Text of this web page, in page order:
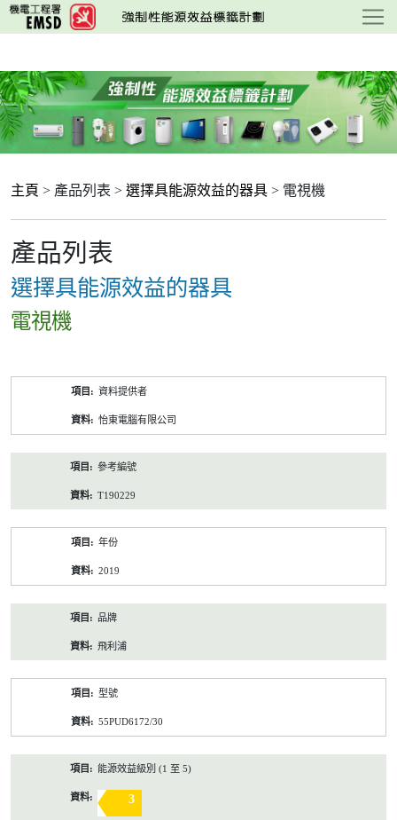
跳
至
要
內
容
主頁 > 產品列表 > 選擇具能源效益的器具 > 電視機
產品列表
選擇具能源效益的器具
電視機
資料提供者
怡東電腦有限公司
參考編號
T190229
年份
2019
品牌
飛利浦
型號
55PUD6172/30
能源效益級別 (1 至 5)
3